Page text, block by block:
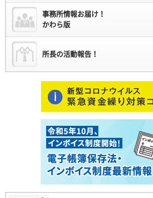
事務所情報お届け！
かわら版
所長の活動報告！